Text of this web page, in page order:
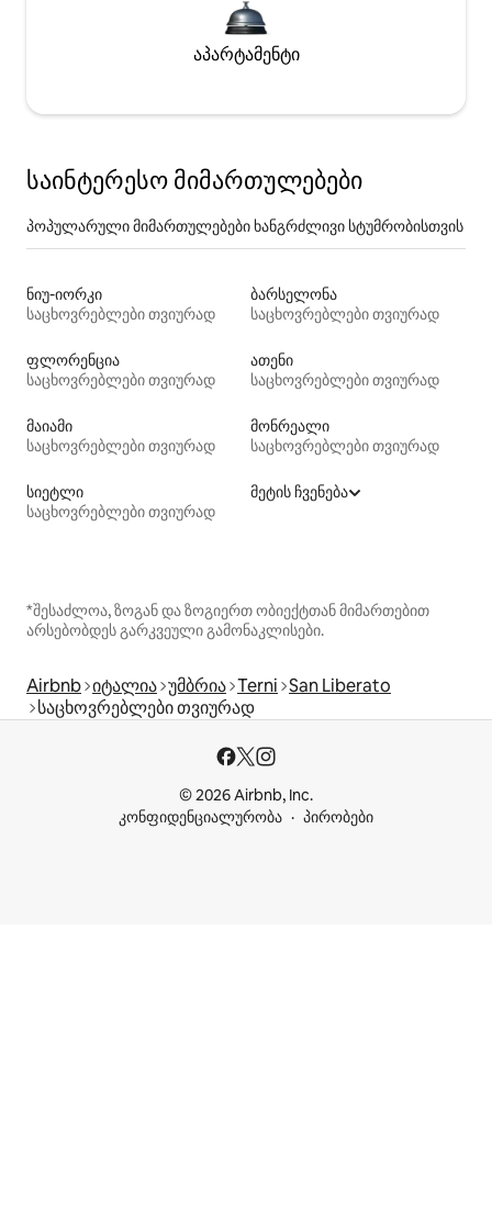
აპარტამენტი
საინტერესო მიმართულებები
პოპულარული მიმართულებები ხანგრძლივი სტუმრობისთვის
ნიუ-იორკი
საცხოვრებლები თვიურად
ბარსელონა
საცხოვრებლები თვიურად
ფლორენცია
საცხოვრებლები თვიურად
ათენი
საცხოვრებლები თვიურად
მაიამი
საცხოვრებლები თვიურად
მონრეალი
საცხოვრებლები თვიურად
სიეტლი
საცხოვრებლები თვიურად
მეტის ჩვენება
*შესაძლოა, ზოგან და ზოგიერთ ობიექტთან მიმართებით
არსებობდეს გარკვეული გამონაკლისები.
Airbnb იტალია უმბრია Terni San Liberato
საცხოვრებლები თვიურად
© 2026 Airbnb, Inc.
კონფიდენციალურობა
პირობები